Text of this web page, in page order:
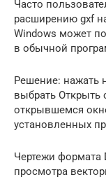
Часто
расширению gxf
Windows может
в обычной
Решение: нажать
выбрать
открывшемся
установленных
Чертежи формата
просмотра